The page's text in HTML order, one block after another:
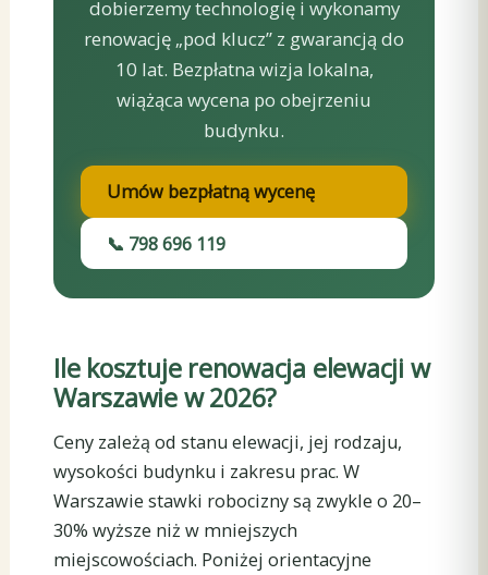
dobierzemy technologię i wykonamy
renowację „pod klucz” z gwarancją do
10 lat. Bezpłatna wizja lokalna,
wiążąca wycena po obejrzeniu
budynku.
Umów bezpłatną wycenę
📞 798 696 119
Ile kosztuje renowacja elewacji w
Warszawie w 2026?
Ceny zależą od stanu elewacji, jej rodzaju,
wysokości budynku i zakresu prac. W
Warszawie stawki robocizny są zwykle o 20–
30% wyższe niż w mniejszych
miejscowościach. Poniżej orientacyjne